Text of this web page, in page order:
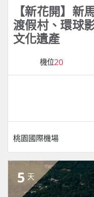
【新花開】新
渡假村、環球
文化遺產
機位20
桃園國際機場
5 天